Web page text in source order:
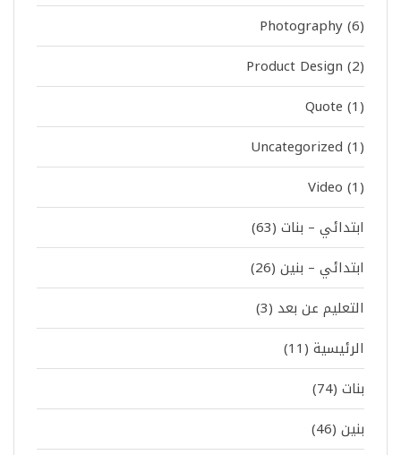
Photography(6)
Product Design (2)
Quote (1)
Uncategorized (1)
Video (1)
ابتدائي – بنات (63)
ابتدائي – بنين (26)
التعليم عن بعد (3)
الرئيسية (11)
بنات (74)
بنين (46)